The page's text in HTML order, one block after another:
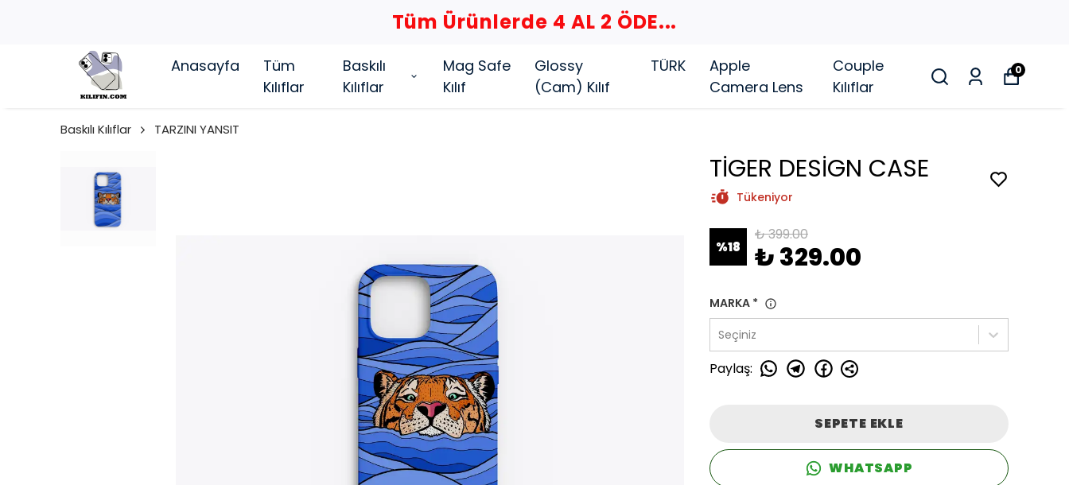
Tüm Ürünlerde 4 AL 2 ÖDE...
Anasayfa
Tüm
Kılıflar
Baskılı
Kılıflar
Mag Safe
Kılıf
Glossy
(Cam) Kılıf
TÜRK
Apple
Camera Lens
Couple
Kılıflar
0
Baskılı Kılıflar TARZINI YANSIT
TİGER DESİGN CASE
Tükeniyor
%18
₺ 399.00
₺ 329.00
MARKA *
Seçiniz
Paylaş:
SEPETE EKLE
WHATSAPP